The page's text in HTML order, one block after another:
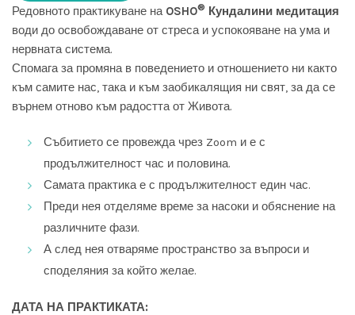
Редовното практикуване на OSHO® Кундалини медитация
води до освобождаване от стреса и успокояване на ума и
нервната система.
Спомага за промяна в поведението и отношението ни както
към самите нас, така и към заобикалящия ни свят, за да се
върнем отново към радостта от Живота.
Събитието се провежда чрез Zoom и е с
продължителност час и половина.
Самата практика е с продължителност един час.
Преди нея отделяме време за насоки и обяснение на
различните фази.
А след нея отваряме пространство за въпроси и
споделяния за който желае.
ДАТА НА ПРАКТИКАТА: